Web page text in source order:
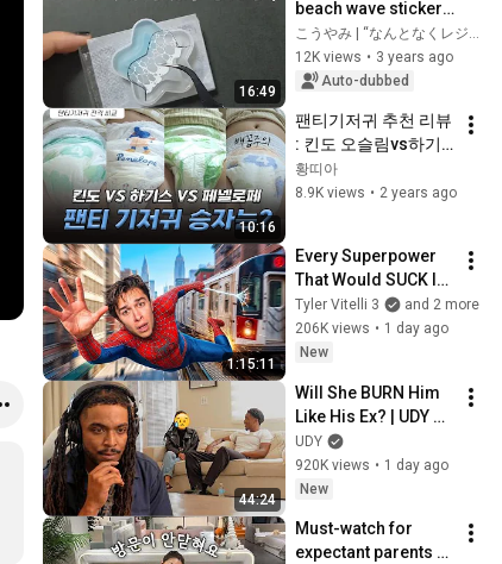
16:49
beach wave stickers
are incredibly
useful
12K views • 3 years ago
Auto-dubbed
10:16
팬티기저귀 추천 리뷰
: 킨도 오슬림vs하기
스vs네이처메이드vs
페넬로페 씬씬씬
황띠아
8.9K views • 2 years ago
1:15:11
Every Superpower
That Would SUCK In
Real Life..
Tyler Vitelli 3
and 2 more
206K views • 1 day ago
New
44:24
Will She BURN Him
Like His Ex? | UDY
Loyalty Test
UDY
920K views • 1 day ago
New
Must-watch for
expectant parents